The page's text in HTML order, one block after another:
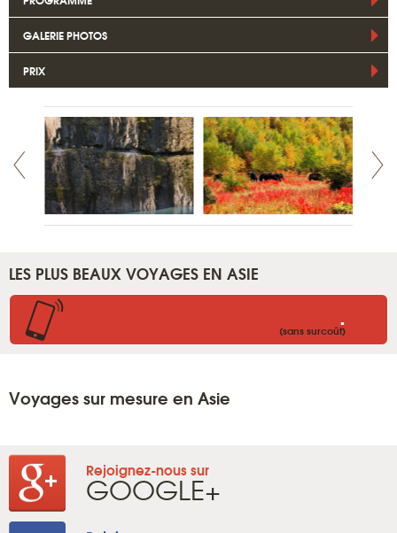
GALERIE PHOTOS
PRIX
LES PLUS BEAUX VOYAGES EN ASIE
.
(sans surcoût)
Voyages sur mesure en Asie
Rejoignez-nous sur
GOOGLE+